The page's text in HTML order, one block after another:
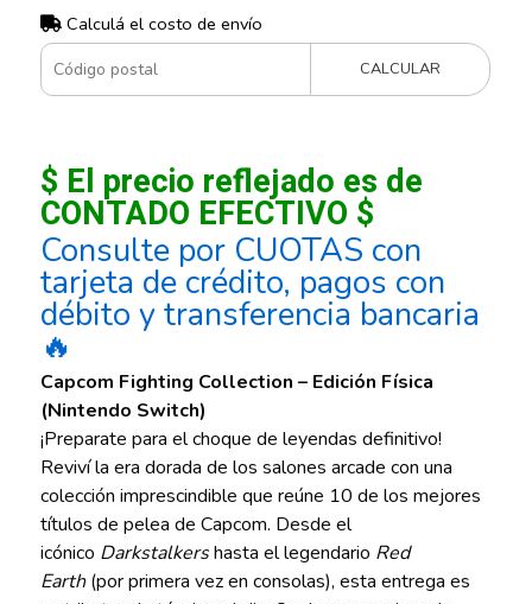
Calculá el costo de envío
CALCULAR
$ El precio reflejado es de
CONTADO EFECTIVO $
Consulte por CUOTAS con
tarjeta de crédito, pagos con
débito y transferencia bancaria
🔥
Capcom Fighting Collection – Edición Física
(Nintendo Switch)
¡Preparate para el choque de leyendas definitivo!
Reviví la era dorada de los salones arcade con una
colección imprescindible que reúne 10 de los mejores
títulos de pelea de Capcom. Desde el
icónico Darkstalkershasta el legendario Red
Earth(por primera vez en consolas), esta entrega es